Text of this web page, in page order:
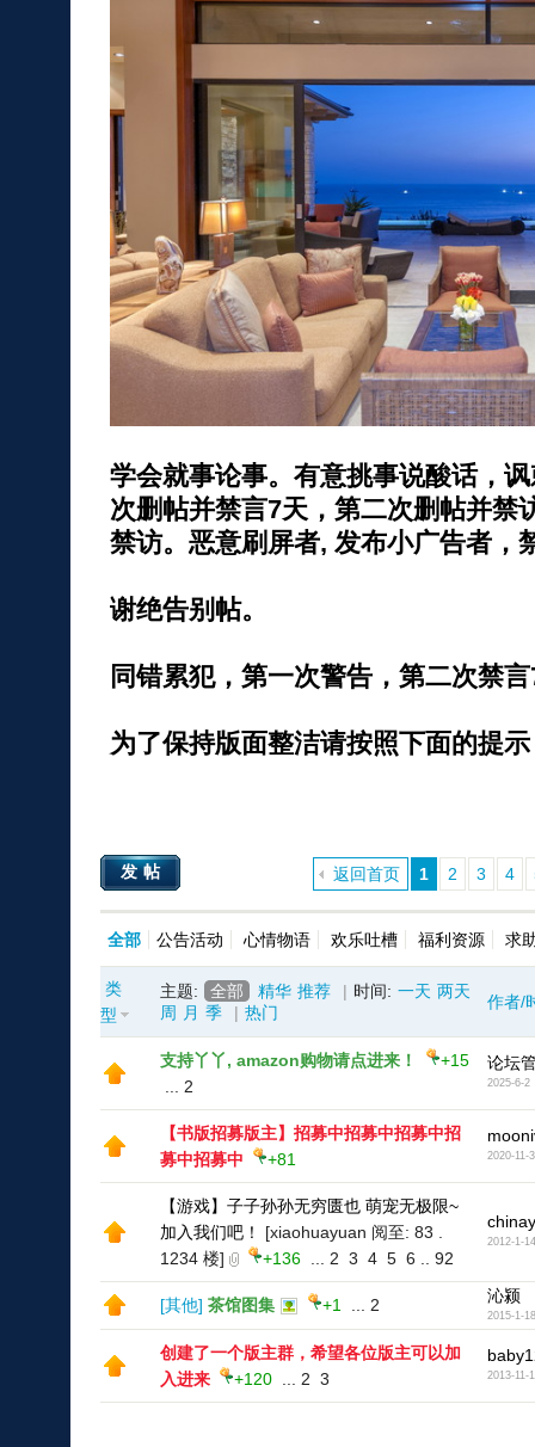
学会就事论事。有意挑事说酸话，
次删帖并禁言7天，第二次删帖并禁
禁访。恶意刷屏者, 发布小广告者，
谢绝告别帖。
同错累犯，第一次警告，第二次禁
为了保持版面整洁请按照下面的提
1 2 3 4
返回首页
发帖
全部 公告活动 心情物语 欢乐吐槽 福利资源 求
类
型
主题: 全部 精华 推荐 | 时间: 一天 两天
周
月 季 | 热门
作者/
支持丫丫, amazon购物请点进来！
+15
2
论坛
2025-6-2
【书版招募版主】招募中招募中招募中招
募中招募中
+81 2020-11-
【游戏】子子孙孙无穷匮也 萌宠无极限~
加入我们吧！
[xiaohuayuan 阅至: 83 .
1234 楼]
+136 2 3 4 5 6 92
2012-1-14
[其他] 茶馆图集 +1 2 沁颍
2015-1-18
创建了一个版主群，希望各位版主可以加
入进来
+120 2 3 2013-11-